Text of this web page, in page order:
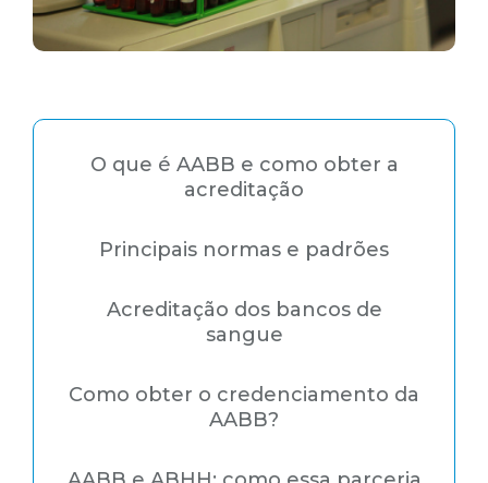
O que é AABB e como obter a
acreditação
Principais normas e padrões
Acreditação dos bancos de
sangue
Como obter o credenciamento da
AABB?